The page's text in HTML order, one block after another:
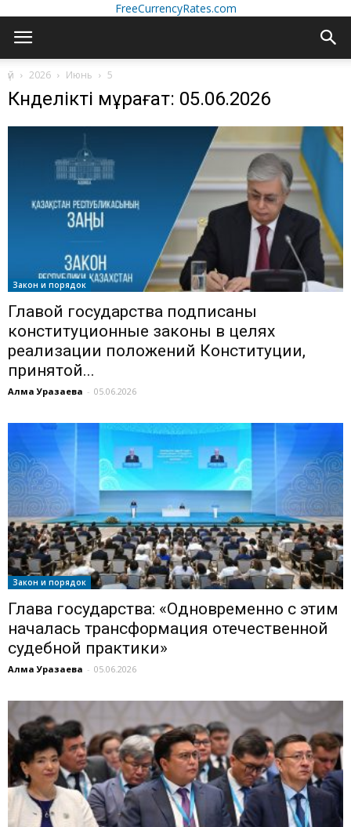
FreeCurrencyRates.com
үй 2026 Июнь 5
Күнделікті мұрағат: 05.06.2026
Закон и порядок
Главой государства подписаны
конституционные законы в целях
реализации положений Конституции,
принятой...
Алма Уразаева - 05.06.2026
Закон и порядок
Глава государства: «Одновременно с этим
началась трансформация отечественной
судебной практики»
Алма Уразаева - 05.06.2026